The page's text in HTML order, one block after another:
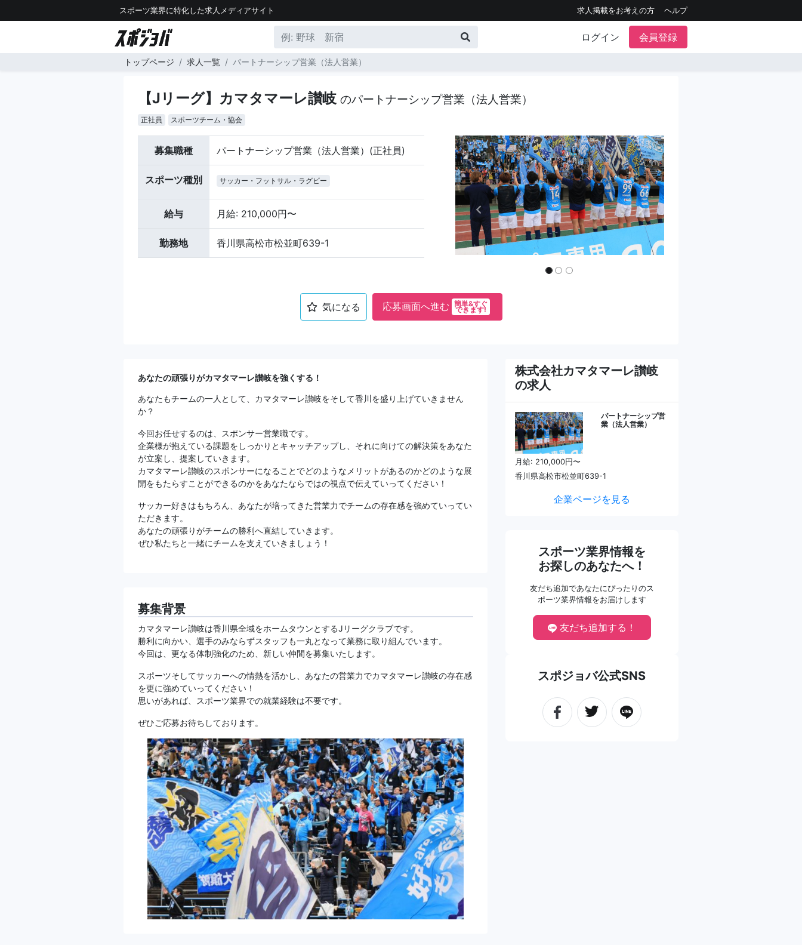
スポーツ業界に特化した求人メディアサイト 求人掲載をお考えの方 ヘルプ
ログイン 会員登録
トップページ 求人一覧 パートナーシップ営業（法人営業）
【Jリーグ】カマタマーレ讃岐 のパートナーシップ営業（法人営業）
正社員 スポーツチーム・協会
募集職種 パートナーシップ営業（法人営業）(正社員)
スポーツ種別 サッカー・フットサル・ラグビー
給与 月給: 210,000円〜
勤務地 香川県高松市松並町639-1
気になる 応募画面へ進む 簡単&すぐ
できます!
あなたの頑張りがカマタマーレ讃岐を強くする！
あなたもチームの一人として、カマタマーレ讃岐をそして香川を盛り上げていきません
か？
今回お任せするのは、スポンサー営業職です。
企業様が抱えている課題をしっかりとキャッチアップし、それに向けての解決策をあなた
が立案し、提案していきます。
カマタマーレ讃岐のスポンサーになることでどのようなメリットがあるのかどのような展
開をもたらすことができるのかをあなたならではの視点で伝えていってください！
サッカー好きはもちろん、あなたが培ってきた営業力でチームの存在感を強めていってい
ただきます。
あなたの頑張りがチームの勝利へ直結していきます。
ぜひ私たちと一緒にチームを支えていきましょう！
募集背景
カマタマーレ讃岐は香川県全域をホームタウンとするJリーグクラブです。
勝利に向かい、選手のみならずスタッフも一丸となって業務に取り組んでいます。
今回は、更なる体制強化のため、新しい仲間を募集いたします。
スポーツそしてサッカーへの情熱を活かし、あなたの営業力でカマタマーレ讃岐の存在感
を更に強めていってください！
思いがあれば、スポーツ業界での就業経験は不要です。
ぜひご応募お待ちしております。
株式会社カマタマーレ讃岐
の求人
パートナーシップ営
業（法人営業）
月給: 210,000円〜
香川県高松市松並町639-1
企業ページを見る
スポーツ業界情報を
お探しのあなたへ！
友だち追加であなたにぴったりのス
ポーツ業界情報をお届けします
友だち追加する！
スポジョバ公式SNS